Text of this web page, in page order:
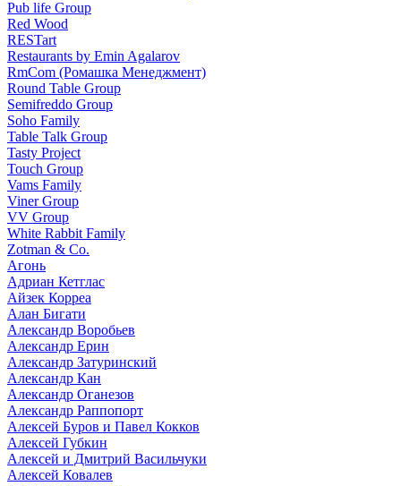
Pub life Group
Red Wood
RESTart
Restaurants by Emin Agalarov
RmCom (Ромашка Менеджмент)
Round Table Group
Semifreddo Group
Soho Family
Table Talk Group
Tasty Project
Touch Group
Vams Family
Viner Group
VV Group
White Rabbit Family
Zotman & Co.
Агонь
Адриан Кетглас
Айзек Корреа
Алан Бигати
Александр Воробьев
Александр Ерин
Александр Затуринский
Александр Кан
Александр Оганезов
Александр Раппопорт
Алексей Буров и Павел Кокков
Алексей Губкин
Алексей и Дмитрий Васильчуки
Алексей Ковалев